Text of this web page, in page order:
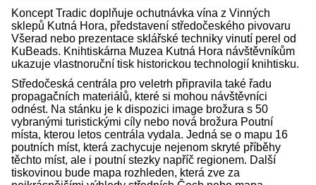
Koncept Tradic doplňuje ochutnávka vína z Vinných
sklepů Kutná Hora, představení středočeského pivovaru
Všerad nebo prezentace sklářské techniky vinutí perel od
KuBeads. Knihtiskárna Muzea Kutná Hora návštěvníkům
ukazuje vlastnoruční tisk historickou technologií knihtisku.
Středočeská centrála pro veletrh připravila také řadu
propagačních materiálů, které si mohou návštěvníci
odnést. Na stánku je k dispozici image brožura s 50
vybranými turistickými cíly nebo nová brožura Poutní
místa, kterou letos centrála vydala. Jedná se o mapu 16
poutních míst, která zachycuje nejenom skryté příběhy
těchto míst, ale i poutní stezky napříč regionem. Další
tiskovinou bude mapa rozhleden, která zve za